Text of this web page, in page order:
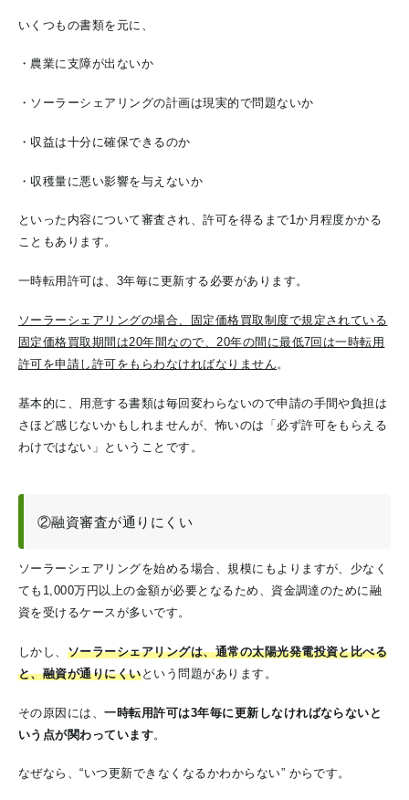
いくつもの書類を元に、
・農業に支障が出ないか
・ソーラーシェアリングの計画は現実的で問題ないか
・収益は十分に確保できるのか
・収穫量に悪い影響を与えないか
といった内容について審査され、許可を得るまで1か月程度かかる
こともあります。
一時転用許可は、3年毎に更新する必要があります。
ソーラーシェアリングの場合、固定価格買取制度で規定されている
固定価格買取期間は20年間なので、20年の間に最低7回は一時転用
許可を申請し許可をもらわなければなりません。
基本的に、用意する書類は毎回変わらないので申請の手間や負担は
さほど感じないかもしれませんが、怖いのは「必ず許可をもらえる
わけではない」ということです。
②融資審査が通りにくい
ソーラーシェアリングを始める場合、規模にもよりますが、少なく
ても1,000万円以上の金額が必要となるため、資金調達のために融
資を受けるケースが多いです。
しかし、 ソーラーシェアリングは、通常の太陽光発電投資と比べる
と、融資が通りにくいという問題があります。
その原因には、一時転用許可は3年毎に更新しなければならないと
いう点が関わっています。
なぜなら、“いつ更新できなくなるかわからない” からです。